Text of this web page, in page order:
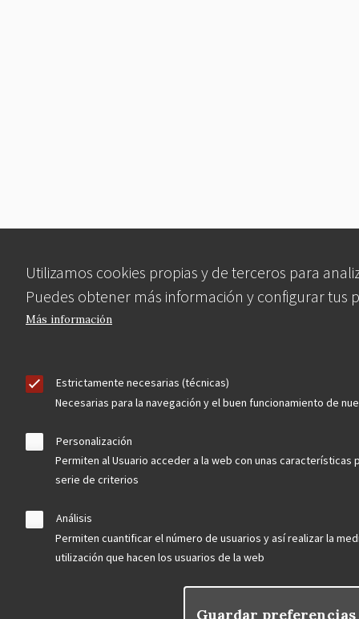
Utilizamos cookies propias y de terceros para
Puedes obtener más información y configurar tus
Más información
Estrictamente necesarias (técnicas)
Necesarias para la navegación y el buen funcionamiento de
Personalización
Permiten al Usuario acceder a la web con unas características
serie de criterios
Análisis
Permiten cuantificar el número de usuarios y así realizar la
utilización que hacen los usuarios de la web
Guardar preferencias